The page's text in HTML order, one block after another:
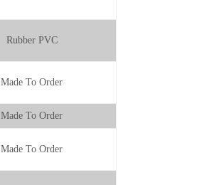
Rubber PVC
Made To Order
Made To Order
Made To Order